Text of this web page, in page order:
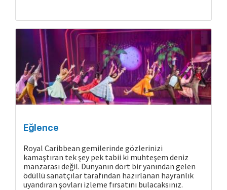
Eğlence
Royal Caribbean gemilerinde gözlerinizi
kamaştıran tek şey pek tabii ki muhteşem deniz
manzarası değil. Dünyanın dört bir yanından gelen
ödüllü sanatçılar tarafından hazırlanan hayranlık
uyandıran şovları izleme fırsatını bulacaksınız.